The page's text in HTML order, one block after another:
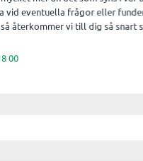
00
Fredag, 07-16
levererat kompetens till
övrig industri. Till
vid eventuella frågor eller
återkommer vi till dig så snart
00